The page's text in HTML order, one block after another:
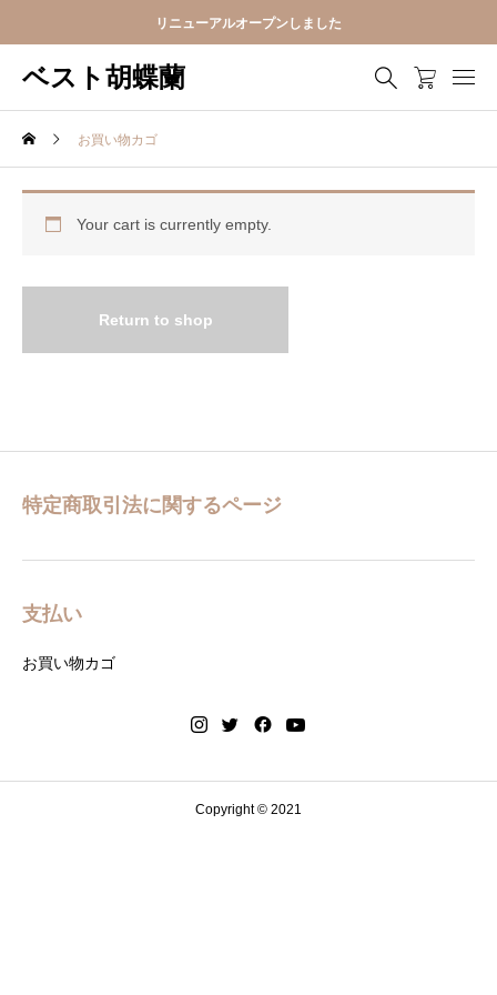
リニューアルオープンしました
ベスト胡蝶蘭
お買い物カゴ
Your cart is currently empty.
Return to shop
特定商取引法に関するページ
支払い
お買い物カゴ
Copyright © 2021